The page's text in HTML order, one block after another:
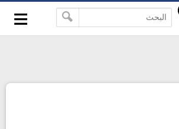
google-site-
≡